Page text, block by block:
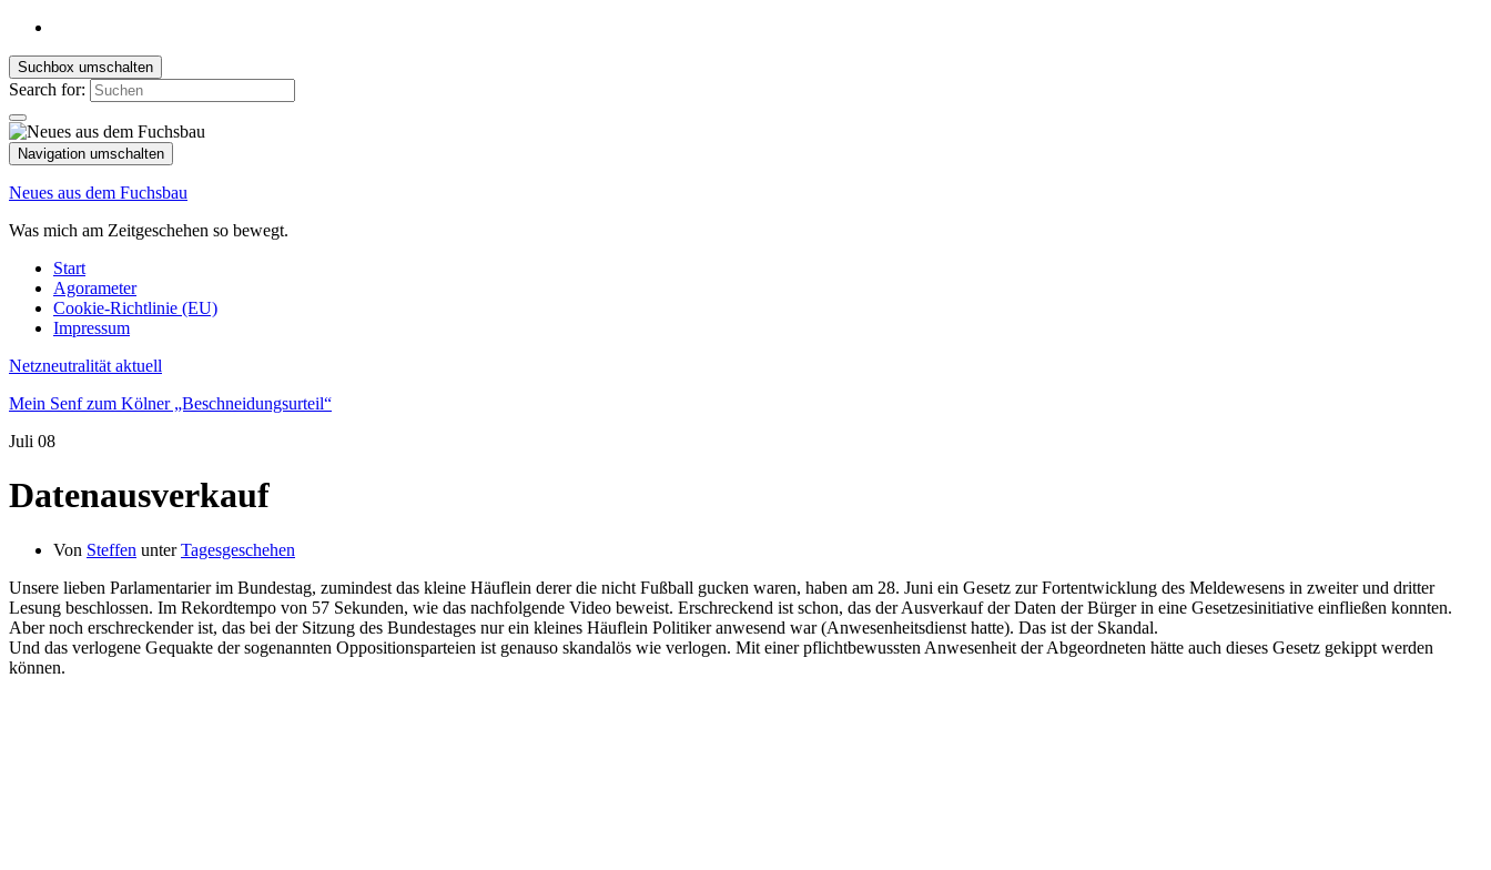
Suchbox umschalten
Search for:
Navigation umschalten
Neues aus dem Fuchsbau
Was mich am Zeitgeschehen so bewegt.
Start
Agorameter
Cookie-Richtlinie (EU)
Impressum
Netzneutralität aktuell
Mein Senf zum Kölner „Beschneidungsurteil“
Juli 08
Datenausverkauf
Von Steffen unterTagesgeschehen
Unsere lieben Parlamentarier im Bundestag, zumindest das kleine Häuflein derer die nicht Fußball gucken waren, haben am 28. Juni ein Gesetz zur Fortentwicklung des Meldewesens in zweiter und dritter
Lesung beschlossen. Im Rekordtempo von 57 Sekunden, wie das nachfolgende Video beweist. Erschreckend ist schon, das der Ausverkauf der Daten der Bürger in eine Gesetzesinitiative einfließen konnten.
Aber noch erschreckender ist, das bei der Sitzung des Bundestages nur ein kleines Häuflein Politiker anwesend war (Anwesenheitsdienst hatte). Das ist der Skandal.
Und das verlogene Gequakte der sogenannten Oppositionsparteien ist genauso skandalös wie verlogen. Mit einer pflichtbewussten Anwesenheit der Abgeordneten hätte auch dieses Gesetz gekippt werden
können.